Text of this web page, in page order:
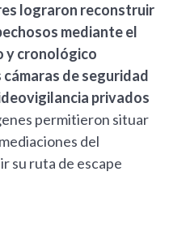
lograron reconstruir
mediante el
y cronológico
de seguridad
privados
permitieron situar
del
su ruta de escape